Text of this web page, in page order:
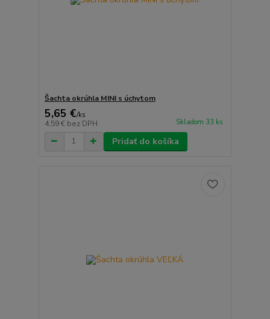
Šachta okrúhla MINI s úchytom
5,65 €/ks
4,59 € bez DPH Skladom 33 ks
Pridať do košíka